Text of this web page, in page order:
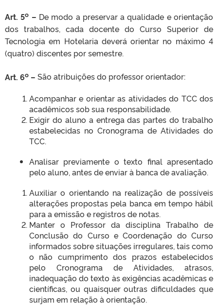
Art. 5o – De modo a preservar a qualidade e orientação
dos trabalhos, cada docente do Curso Superior de
Tecnologia em Hotelaria deverá orientar no máximo 4
(quatro) discentes por semestre.
Art. 6o – São atribuições do professor orientador:
Acompanhar e orientar as atividades do TCC dos
acadêmicos sob sua responsabilidade.
Exigir do aluno a entrega das partes do trabalho
estabelecidas no Cronograma de Atividades do
TCC.
Analisar previamente o texto final apresentado
pelo aluno, antes de enviar à banca de avaliação.
Auxiliar o orientando na realização de possíveis
alterações propostas pela banca em tempo hábil
para a emissão e registros de notas.
Manter o Professor da disciplina Trabalho de
Conclusão do Curso e Coordenação do Curso
informados sobre situações irregulares, tais como
o não cumprimento dos prazos estabelecidos
pelo Cronograma de Atividades, atrasos,
inadequação do texto às exigências acadêmicas e
científicas, ou quaisquer outras dificuldades que
surjam em relação à orientação.